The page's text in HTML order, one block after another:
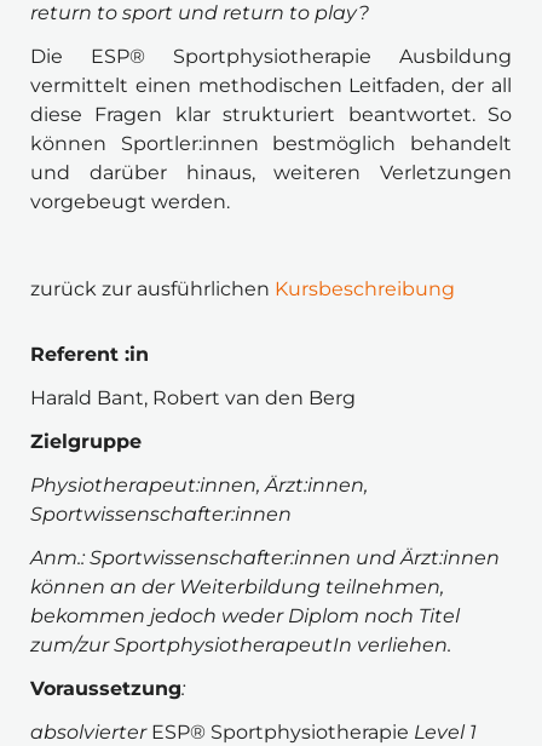
return to sport und return to play?
Die ESP® Sportphysiotherapie Ausbildung
vermittelt einen methodischen Leitfaden, der all
diese Fragen klar strukturiert beantwortet. So
können Sportler:innen bestmöglich behandelt
und darüber hinaus, weiteren Verletzungen
vorgebeugt werden.
zurück zur ausführlichen Kursbeschreibung
Referent :in
Harald Bant, Robert van den Berg
Zielgruppe
Physiotherapeut:innen, Ärzt:innen,
Sportwissenschafter:innen
Anm.: Sportwissenschafter:innen und Ärzt:innen
können an der Weiterbildung teilnehmen,
bekommen jedoch weder Diplom noch Titel
zum/zur SportphysiotherapeutIn verliehen.
Voraussetzung:
absolvierter ESP® Sportphysiotherapie Level 1